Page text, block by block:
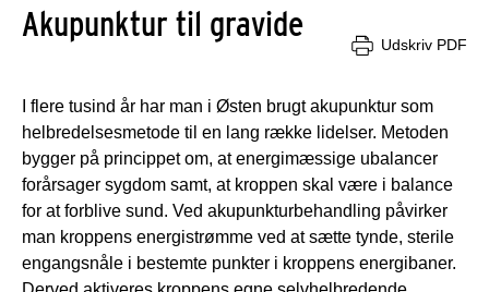
Akupunktur til gravide
Udskriv PDF
I flere tusind år har man i Østen brugt akupunktur som
helbredelsesmetode til en lang række lidelser. Metoden
bygger på princippet om, at energimæssige ubalancer
forårsager sygdom samt, at kroppen skal være i balance
for at forblive sund. Ved akupunkturbehandling påvirker
man kroppens energistrømme ved at sætte tynde, sterile
engangsnåle i bestemte punkter i kroppens energibaner.